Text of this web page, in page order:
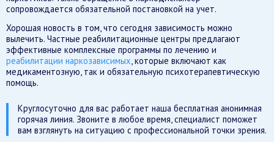
сопровождается обязательной постановкой на учет.
Хорошая новость в том, что сегодня зависимость можно
вылечить. Частные реабилитационные центры предлагают
эффективные комплексные программы по лечению и
реабилитации наркозависимых, которые включают как
медикаментозную, так и обязательную психотерапевтическую
помощь.
Круглосуточно для вас работает наша бесплатная анонимная
горячая линия. Звоните в любое время, специалист поможет
вам взглянуть на ситуацию с профессиональной точки зрения.